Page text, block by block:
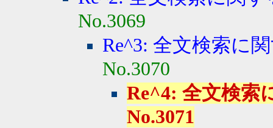
No.3069
Re^3: 全文検索に
No.3070
Re^4: 全文検索
No.3071